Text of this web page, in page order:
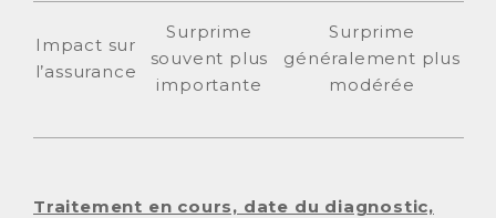
Impact sur
l’assurance
Surprime
souvent plus
importante
Surprime
généralement plus
modérée
Traitement en cours, date du diagnostic,